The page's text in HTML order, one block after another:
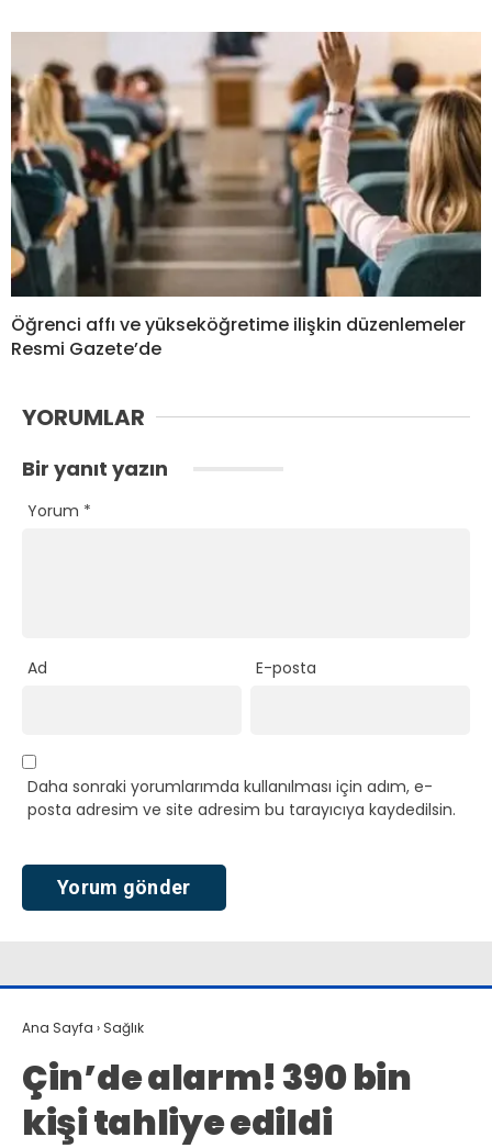
Öğrenci affı ve yükseköğretime ilişkin düzenlemeler
Resmi Gazete’de
YORUMLAR
Bir yanıt yazın
Yorum *
Ad E-posta
Daha sonraki yorumlarımda kullanılması için adım, e-
posta adresim ve site adresim bu tarayıcıya kaydedilsin.
Ana Sayfa › Sağlık
Çin’de alarm! 390 bin
kişi tahliye edildi